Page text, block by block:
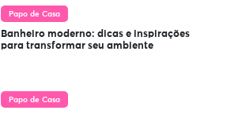
Papo de Casa
Banheiro moderno: dicas e inspirações
para transformar seu ambiente
Papo de Casa